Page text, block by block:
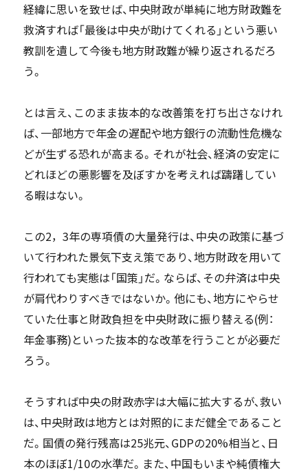
経緯に思いを致せば、中央財政が単純に地方財政難を
救済すれば「最後は中央が助けてくれる」という悪い
教訓を遺して今後も地方財政難が繰り返されるだろ
う。
とは言え、このまま抜本的な改善策を打ち出さなけれ
ば、一部地方で年金の遅配や地方銀行の流動性危機な
どが生ずる恐れが高まる。それが社会、経済の安定に
どれほどの悪影響を及ぼすかを考えれば躊躇してい
る暇はない。
この2，3年の専項債の大量発行は、中央の政策に基づ
いて行われた景気下支え策であり、地方財政を用いて
行われても実態は「国策」だ。ならば、その弁済は中央
が肩代わりすべきではないか。他にも、地方にやらせ
ていた仕事と財政負担を中央財政に振り替える(例：
年金事務)といった抜本的な改革を行うことが必要だ
ろう。
そうすれば中央の財政赤字は大幅に拡大するが､救い
は、中央財政は地方とは対照的にまだ健全であること
だ。国債の発行残高は25兆元、GDPの20%相当と、日
本のほぼ1/10の水準だ。また、中国もいまや純債権大